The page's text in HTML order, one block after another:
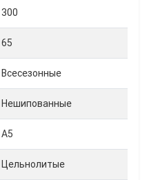
300
65
Всесезонные
Нешипованные
A5
Цельнолитые